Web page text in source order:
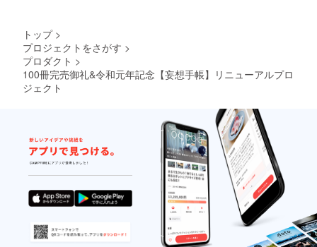
トップ >
プロジェクトをさがす >
プロダクト >
100冊完売御礼&令和元年記念【妄想手帳】リニューアルプロ
ジェクト